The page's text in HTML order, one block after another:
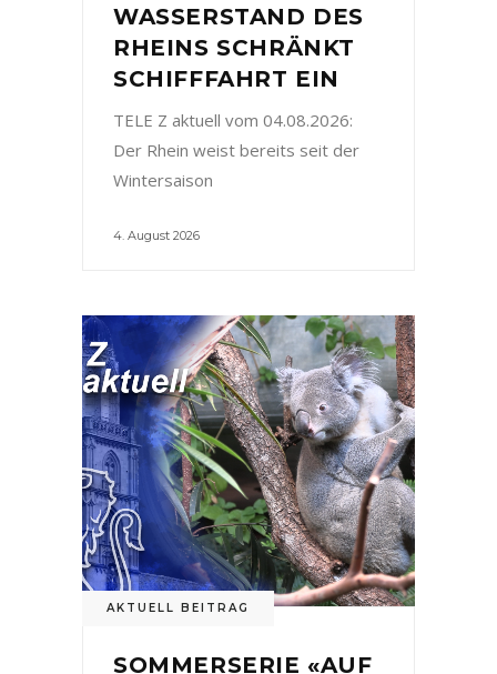
WASSERSTAND DES
RHEINS SCHRÄNKT
SCHIFFFAHRT EIN
TELE Z aktuell vom 04.08.2026:
Der Rhein weist bereits seit der
Wintersaison
4. August 2026
AKTUELL BEITRAG
SOMMERSERIE «AUF